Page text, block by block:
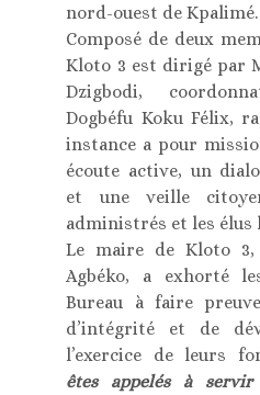
nord-ouest de Kpalimé.
Composé de deux
Kloto 3 est dirigé par
Dzigbodi,
Dogbéfu Koku Félix,
instance a pour
écoute active, un
et une veille
administrés et les élus
Le maire de Kloto 3,
Agbéko, a exhorté
Bureau à faire
d’intégrité et de
l’exercice de leurs
êtes appelés à servir